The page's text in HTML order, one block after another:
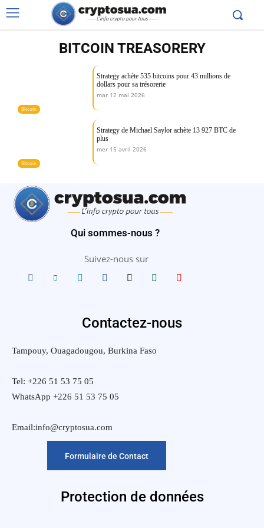
BITCOIN TREASORERY
Bitcoin
Strategy achète 535 bitcoins pour 43 millions de
dollars pour sa trésorerie
mar 12 mai 2026
Bitcoin
Strategy de Michael Saylor achète 13 927 BTC de
plus
mer 15 avril 2026
Qui sommes-nous ?
Suivez-nous sur
Contactez-nous
Tampouy, Ouagadougou, Burkina Faso
Tel: +226 51 53 75 05
WhatsApp +226 51 53 75 05
Email:info@cryptosua.com
Formulaire de Contact
Protection de données